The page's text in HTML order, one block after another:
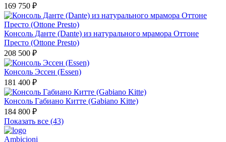
169 750 ₽
Консоль Данте (Dante) из натурального мрамора Оттоне
Престо (Ottone Presto)
208 500 ₽
Консоль Эссен (Essen)
181 400 ₽
Консоль Габиано Китте (Gabiano Kitte)
184 800 ₽
Показать все (43)
Ambicioni